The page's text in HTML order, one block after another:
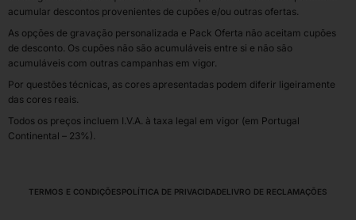
acumular descontos provenientes de cupões e/ou outras ofertas.
As opções de gravação personalizada e Pack Oferta não aceitam cupões
de desconto. Os cupões não são acumuláveis entre si e não são
acumuláveis com outras campanhas em vigor.
Por questões técnicas, as cores apresentadas podem diferir ligeiramente
das cores reais.
Todos os preços incluem I.V.A. à taxa legal em vigor (em Portugal
Continental – 23%).
TERMOS E CONDIÇÕESPOLÍTICA DE PRIVACIDADELIVRO DE RECLAMAÇÕES